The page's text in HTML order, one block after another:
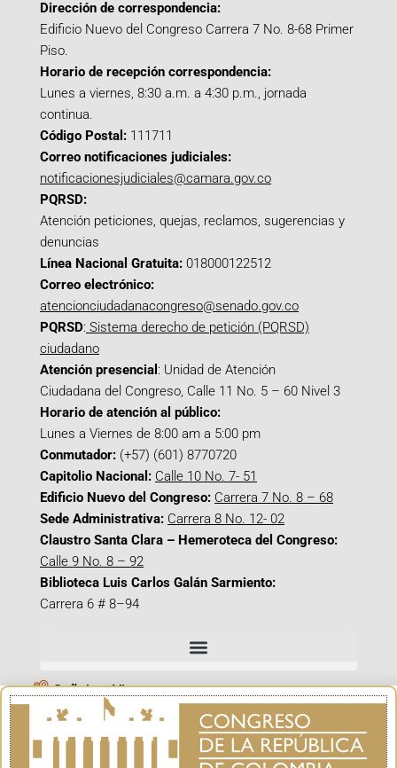
Dirección de correspondencia:
Edificio Nuevo del Congreso Carrera 7 No. 8-68 Primer
Piso.
Horario de recepción correspondencia:
Lunes a viernes, 8:30 a.m. a 4:30 p.m., jornada
continua.
Código Postal: 111711
Correo notificaciones judiciales:
notificacionesjudiciales@camara.gov.co
PQRSD:
Atención peticiones, quejas, reclamos, sugerencias y
denuncias
Línea Nacional Gratuita: 018000122512
Correo electrónico:
atencionciudadanacongreso@senado.gov.co
PQRSD: Sistema derecho de petición (PQRSD)
ciudadano
Atención presencial : Unidad de Atención
Ciudadana del Congreso, Calle 11 No. 5 – 60 Nivel 3
Horario de atención al público:
Lunes a Viernes de 8:00 am a 5:00 pm
Conmutador: (+57) (601) 8770720
Capitolio Nacional: Calle 10 No. 7- 51
Edificio Nuevo del Congreso: Carrera 7 No. 8 – 68
Sede Administrativa: Carrera 8 No. 12- 02
Claustro Santa Clara – Hemeroteca del Congreso:
Calle 9 No. 8 – 92
Biblioteca Luis Carlos Galán Sarmiento:
Carrera 6 # 8–94
Señal en Vivo
Facebook_@CamaraColombia
Instagram_@CamaraColombia